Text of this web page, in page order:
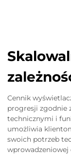
Cennik
progresji zgodnie
technicznymi i
umożliwia
swoich potrzeb